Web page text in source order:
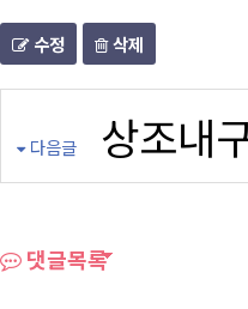
수정 삭제
다음글 상조내
댓글목록